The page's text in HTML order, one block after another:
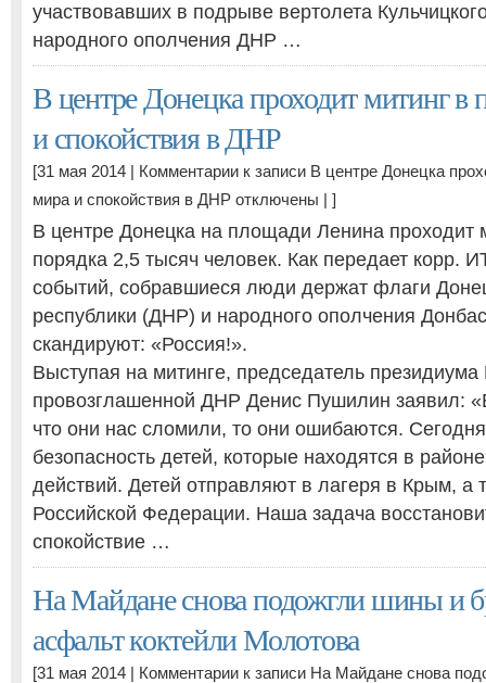
участвовавших в подрыве вертолета
народного ополчения ДНР …
В центре Донецка проходит митинг в
и спокойствия в ДНР
[31 мая 2014 | Комментарии к записи В центре Донецка
мира и спокойствия в ДНР отключены | ]
В центре Донецка на площади Ленина проходит
порядка 2,5 тысяч человек. Как передает корр.
событий, собравшиеся люди держат флаги
республики (ДНР) и народного ополчения
скандируют: «Россия!».
Выступая на митинге, председатель президиума
провозглашенной ДНР Денис Пушилин заявил:
что они нас сломили, то они ошибаются.
безопасность детей, которые находятся в
действий. Детей отправляют в лагеря в Крым, а
Российской Федерации. Наша задача
спокойствие …
На Майдане снова подожгли шины и
асфальт коктейли Молотова
[31 мая 2014 | Комментарии к записи На Майдане снова